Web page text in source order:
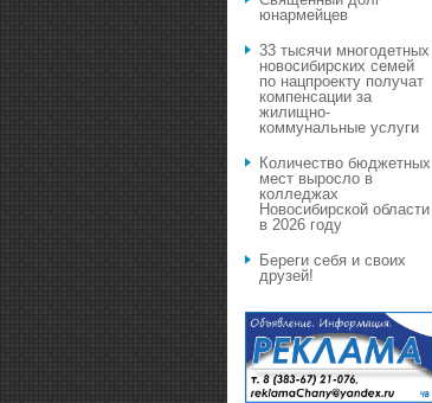
юнармейцев
33 тысячи многодетных
новосибирских семей
по нацпроекту получат
компенсации за
жилищно-
коммунальные услуги
Количество бюджетных
мест выросло в
колледжах
Новосибирской области
в 2026 году
Береги себя и своих
друзей!